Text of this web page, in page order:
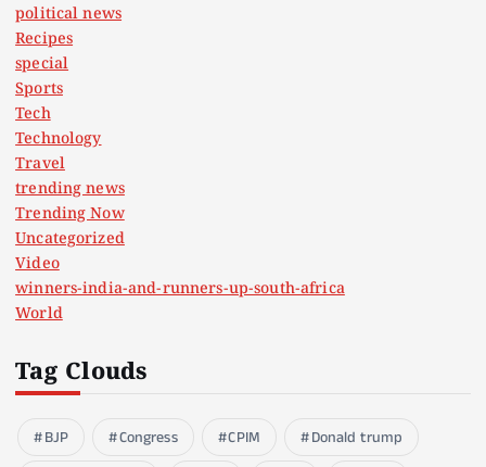
political news
Recipes
special
Sports
Tech
Technology
Travel
trending news
Trending Now
Uncategorized
Video
winners-india-and-runners-up-south-africa
World
Tag Clouds
BJP Congress CPIM
Donald trump